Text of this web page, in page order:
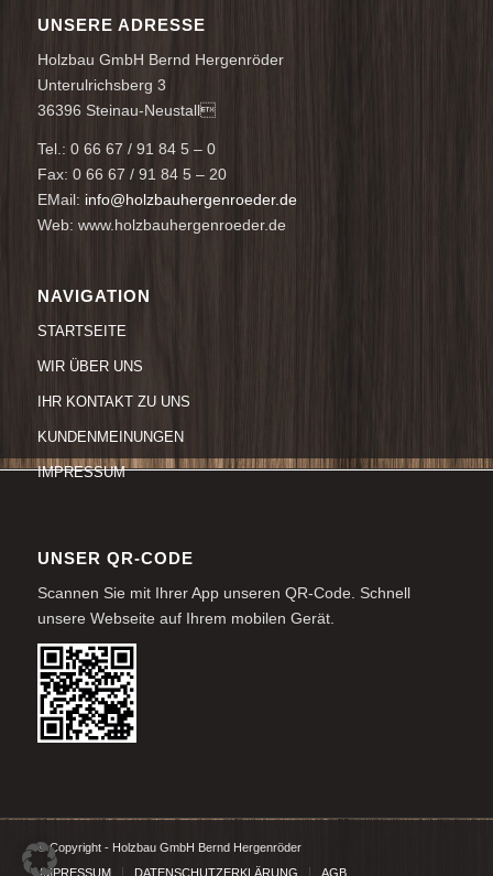
UNSERE ADRESSE
Holzbau GmbH Bernd Hergenröder
Unterulrichsberg 3
36396 Steinau-Neustall
Tel.: 0 66 67 / 91 84 5 – 0
Fax: 0 66 67 / 91 84 5 – 20
EMail: info@holzbauhergenroeder.de
Web: www.holzbauhergenroeder.de
NAVIGATION
STARTSEITE
WIR ÜBER UNS
IHR KONTAKT ZU UNS
KUNDENMEINUNGEN
IMPRESSUM
UNSER QR-CODE
Scannen Sie mit Ihrer App unseren QR-Code. Schnell
unsere Webseite auf Ihrem mobilen Gerät.
© Copyright - Holzbau GmbH Bernd Hergenröder
IMPRESSUM
DATENSCHUTZERKLÄRUNG AGB